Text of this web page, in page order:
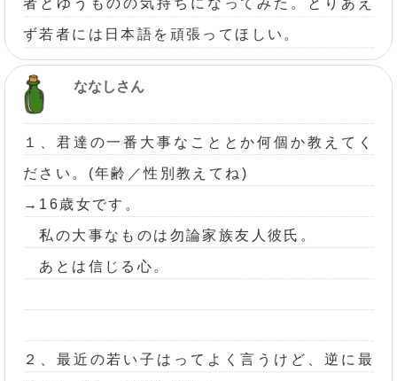
ず若者には日本語を頑張ってほしい。
ななしさん
１、君達の一番大事なこととか何個か教えてく
ださい。(年齢／性別教えてね)
→16歳女です。
私の大事なものは勿論家族友人彼氏。
あとは信じる心。
２、最近の若い子はってよく言うけど、逆に最